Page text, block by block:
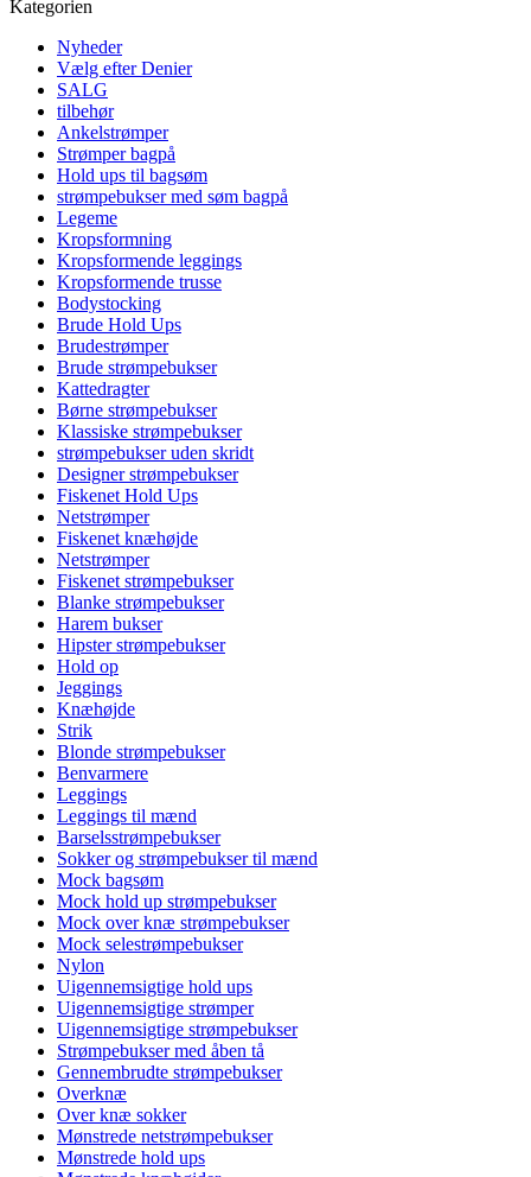
Kategorien
Nyheder
Vælg efter Denier
SALG
tilbehør
Ankelstrømper
Strømper bagpå
Hold ups til bagsøm
strømpebukser med søm bagpå
Legeme
Kropsformning
Kropsformende leggings
Kropsformende trusse
Bodystocking
Brude Hold Ups
Brudestrømper
Brude strømpebukser
Kattedragter
Børne strømpebukser
Klassiske strømpebukser
strømpebukser uden skridt
Designer strømpebukser
Fiskenet Hold Ups
Netstrømper
Fiskenet knæhøjde
Netstrømper
Fiskenet strømpebukser
Blanke strømpebukser
Harem bukser
Hipster strømpebukser
Hold op
Jeggings
Knæhøjde
Strik
Blonde strømpebukser
Benvarmere
Leggings
Leggings til mænd
Barselsstrømpebukser
Sokker og strømpebukser til mænd
Mock bagsøm
Mock hold up strømpebukser
Mock over knæ strømpebukser
Mock selestrømpebukser
Nylon
Uigennemsigtige hold ups
Uigennemsigtige strømper
Uigennemsigtige strømpebukser
Strømpebukser med åben tå
Gennembrudte strømpebukser
Overknæ
Over knæ sokker
Mønstrede netstrømpebukser
Mønstrede hold ups